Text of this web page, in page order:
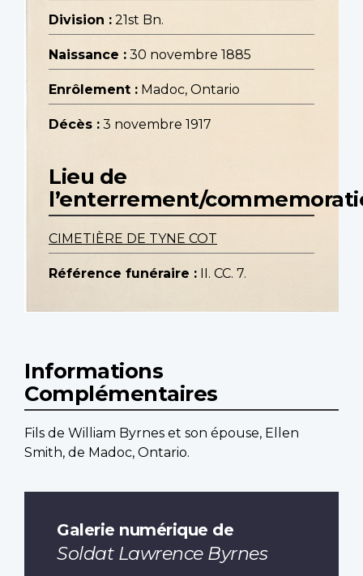
Division : 21st Bn.
Naissance : 30 novembre 1885
Enrôlement : Madoc, Ontario
Décès : 3 novembre 1917
Lieu de
l’enterrement/
CIMETIÈRE DE TYNE COT
Référence funéraire : II. CC. 7.
Informations
Complémentaires
Fils de William Byrnes et son épouse, Ellen
Smith, de Madoc, Ontario.
Galerie numérique de
Soldat Lawrence Byrnes